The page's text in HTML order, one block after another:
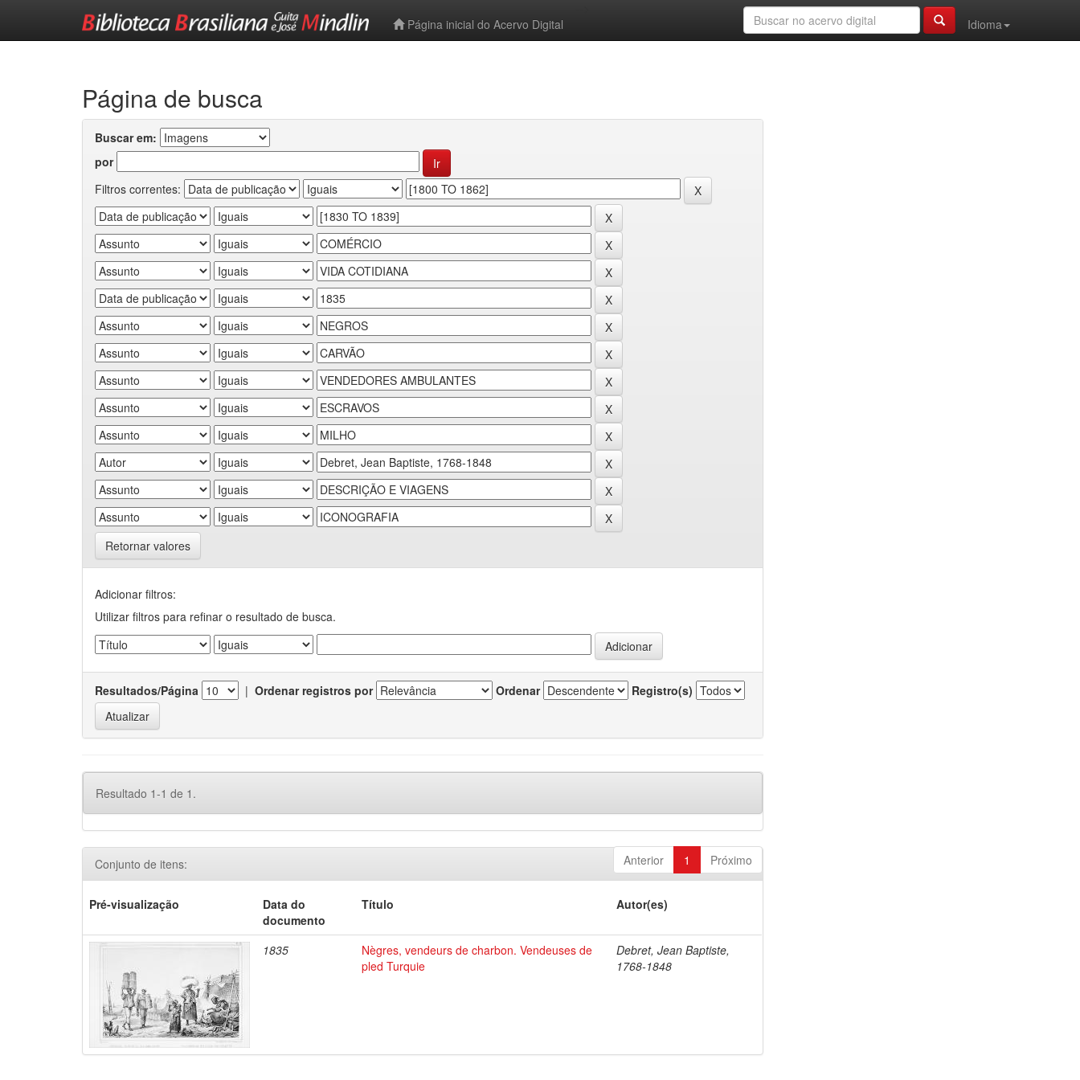
Página inicial do Acervo Digital
Idioma
Página de busca
Buscar em:
por
Filtros correntes:
Retornar valores
Adicionar filtros:
Utilizar filtros para refinar o resultado de busca.
Resultados/Página | Ordenar registros por Ordenar Registro(s)
Resultado 1-1 de 1.
Anterior 1 Próximo
Conjunto de itens:
Pré-visualização
Data do
documento
Título Autor(es)
1835
Nègres, vendeurs de charbon. Vendeuses de
pled Turquie
Debret, Jean Baptiste,
1768-1848